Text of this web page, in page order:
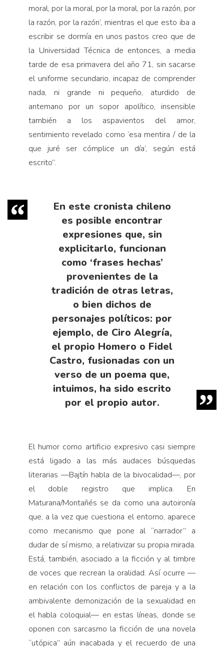
moral, por la moral, por la moral, por la razón, por
la razón, por la razón’, mientras el que esto iba a
escribir se dormía en unos pastos creo que de
la Universidad Técnica de entonces, a media
tarde de esa primavera del año 71, sin sacarse
el uniforme secundario, incapaz de comprender
nada, ni grande ni pequeño, aturdido de
antemano por un sopor apolítico, insensible
también a los aspavientos del amor,
sentimiento revelado como ‘esa mentira / de la
que juré ser cómplice un día’, según está
escrito”.
En este cronista chileno
es posible encontrar
expresiones que, sin
explicitarlo, funcionan
como ‘frases hechas’
provenientes de la
tradición de otras letras,
o bien dichos de
personajes políticos: por
ejemplo, de Ciro Alegría,
el propio Homero o Fidel
Castro, fusionadas con un
verso de un poema que,
intuimos, ha sido escrito
por el propio autor.
El humor como artificio expresivo casi siempre
está ligado a las más audaces búsquedas
literarias —Bajtín habla de la bivocalidad—, por
el doble registro que implica. En
Maturana/Montañés se da como una autoironía
que, a la vez que cuestiona el entorno, aparece
como mecanismo que pone al “narrador” a
dudar de sí mismo, a relativizar su propia mirada.
Está, también, asociado a la ficción y al timbre
de voces que recrean la oralidad. Así ocurre —
en relación con los conflictos de pareja y a la
ambivalente demonización de la sexualidad en
el habla coloquial— en estas líneas, donde se
oponen con sarcasmo la ficción de una novela
“utópica” aún inacabada y el recuerdo de una